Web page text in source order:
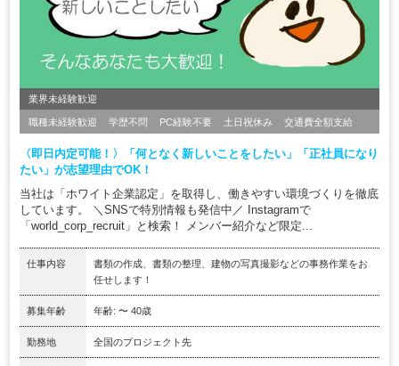
業界未経験歓迎
職種未経験歓迎 学歴不問 PC経験不要 土日祝休み 交通費全額支給
〈即日内定可能！〉「何となく新しいことをしたい」「正社員になり
たい」が志望理由でOK！
当社は「ホワイト企業認定」を取得し、働きやすい環境づくりを徹底
しています。 ＼SNSで特別情報も発信中／ Instagramで
「world_corp_recruit」と検索！ メンバー紹介など限定...
仕事内容
書類の作成、書類の整理、建物の写真撮影などの事務作業をお
任せします！
募集年齢 年齢: 〜 40歳
勤務地 全国のプロジェクト先